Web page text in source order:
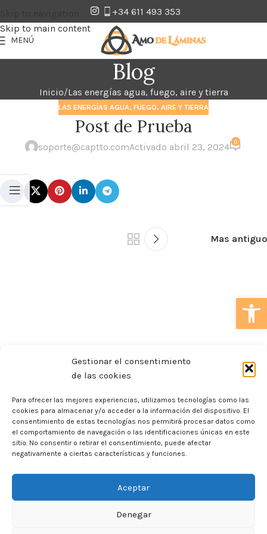
Abrir
Gestionar el consentimiento
de las cookies
Para ofrecer las mejores experiencias, utilizamos tecnologías como las
cookies para almacenar y/o acceder a la información del dispositivo. El
consentimiento de estas tecnologías nos permitirá procesar datos como
el comportamiento de navegación o las identificaciones únicas en este
sitio. No consentir o retirar el consentimiento, puede afectar
negativamente a ciertas características y funciones.
Aceptar
Denegar
Skip to main content
+34 611 493 353
MENÚ
Blog
Inicio Las energías agua, fuego, aire y tierra
LAS ENERGÍAS AGUA, FUEGO, AIRE Y TIERRA
Post de Prueba
soporte@captto.comActivado abril 23, 2024 0
Mas antiguo
C/ Comte d’Urgell, 110 local 4 08011 Barcelona
+34 611 49 13 53
infoamodelaminas@gmail.com
De lunes a viernes de 10:30h a 20:30h